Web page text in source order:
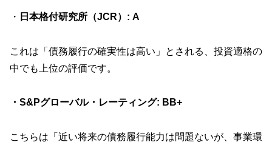
・ 日本格付研究所（JCR）: A
これは「債務履行の確実性は高い」とされる、投資適格の
中でも上位の評価です。
・S&Pグローバル・レーティング: BB+
こちらは「近い将来の債務履行能力は問題ないが、事業環